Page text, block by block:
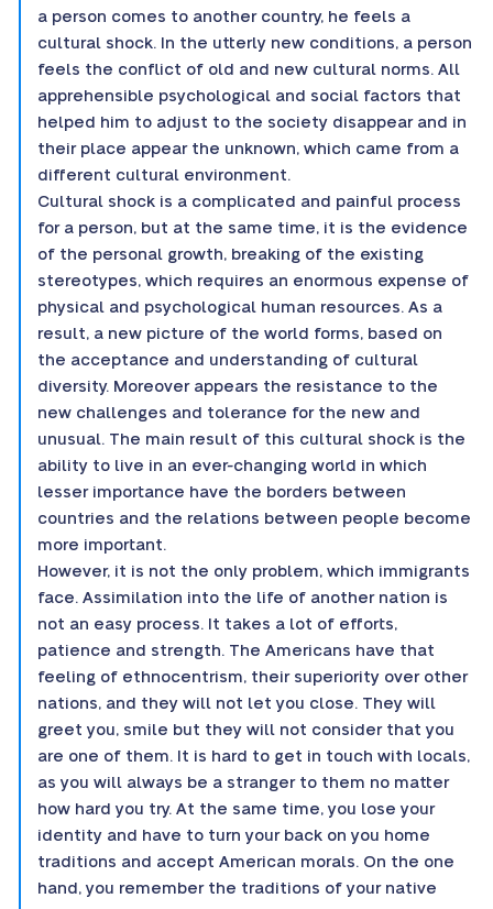
a person comes to another country, he feels a
cultural shock. In the utterly new conditions, a person
feels the conflict of old and new cultural norms. All
apprehensible psychological and social factors that
helped him to adjust to the society disappear and in
their place appear the unknown, which came from a
different cultural environment.
Cultural shock is a complicated and painful process
for a person, but at the same time, it is the evidence
of the personal growth, breaking of the existing
stereotypes, which requires an enormous expense of
physical and psychological human resources. As a
result, a new picture of the world forms, based on
the acceptance and understanding of cultural
diversity. Moreover appears the resistance to the
new challenges and tolerance for the new and
unusual. The main result of this cultural shock is the
ability to live in an ever-changing world in which
lesser importance have the borders between
countries and the relations between people become
more important.
However, it is not the only problem, which immigrants
face. Assimilation into the life of another nation is
not an easy process. It takes a lot of efforts,
patience and strength. The Americans have that
feeling of ethnocentrism, their superiority over other
nations, and they will not let you close. They will
greet you, smile but they will not consider that you
are one of them. It is hard to get in touch with locals,
as you will always be a stranger to them no matter
how hard you try. At the same time, you lose your
identity and have to turn your back on you home
traditions and accept American morals. On the one
hand, you remember the traditions of your native